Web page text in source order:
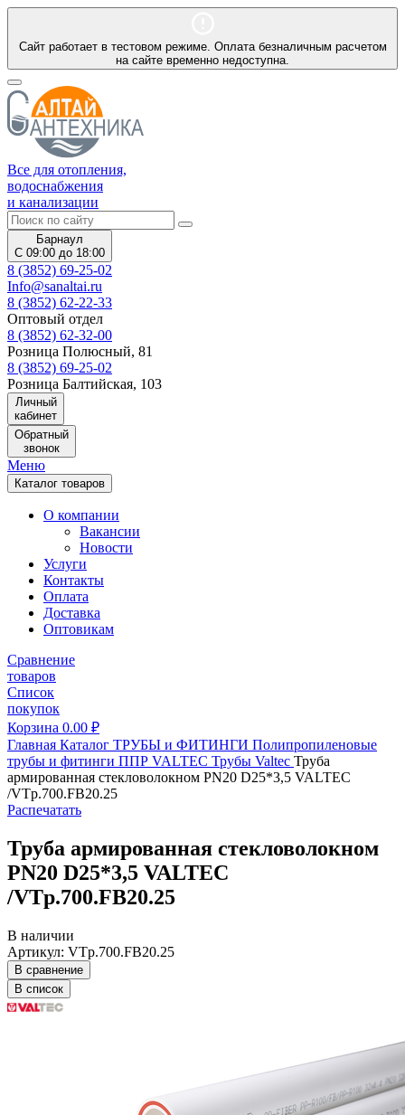
Сайт работает в тестовом режиме. Оплата безналичным расчетом
на сайте временно недоступна.
Все для отопления,
водоснабжения
и канализации
Барнаул
С 09:00 до 18:00
8 (3852) 69-25-02
Info@sanaltai.ru
8 (3852) 62-22-33
Оптовый отдел
8 (3852) 62-32-00
Розница Полюсный, 81
8 (3852) 69-25-02
Розница Балтийская, 103
Личный
кабинет
Обратный
звонок
Меню
Каталог товаров
О компании
Вакансии
Новости
Услуги
Контакты
Оплата
Доставка
Оптовикам
Сравнение
товаров
Список
покупок
Корзина 0.00 ₽
Главная Каталог ТРУБЫ и ФИТИНГИ Полипропиленовые
трубы и фитинги ППР VALTEC Трубы Valtec Труба
армированная стекловолокном PN20 D25*3,5 VALTEC
/VTp.700.FB20.25
Распечатать
Труба армированная стекловолокном
PN20 D25*3,5 VALTEC
/VTp.700.FB20.25
В наличии
Артикул: VTp.700.FB20.25
В сравнение
В список